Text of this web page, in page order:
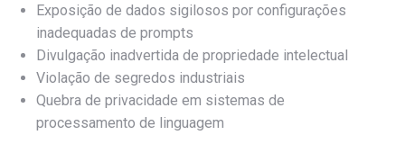
Exposição de dados sigilosos por configurações
inadequadas de prompts
Divulgação inadvertida de propriedade intelectual
Violação de segredos industriais
Quebra de privacidade em sistemas de
processamento de linguagem